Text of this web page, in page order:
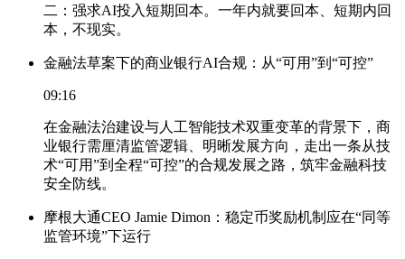
二：强求AI投入短期回本。一年内就要回本、短期内回
本，不现实。
金融法草案下的商业银行AI合规：从“可用”到“可控”
09:16
在金融法治建设与人工智能技术双重变革的背景下，商
业银行需厘清监管逻辑、明晰发展方向，走出一条从技
术“可用”到全程“可控”的合规发展之路，筑牢金融科技
安全防线。
摩根大通CEO Jamie Dimon：稳定币奖励机制应在“同等
监管环境”下运行